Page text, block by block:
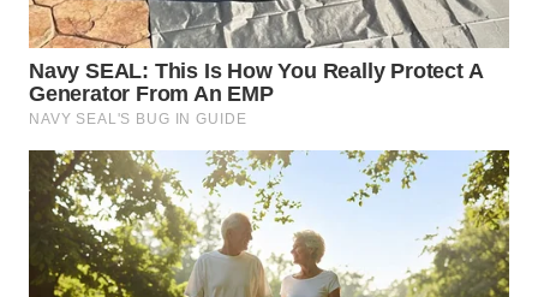
WN
TANGERANG
WN
BINJAI
WN
CIREBON
WN